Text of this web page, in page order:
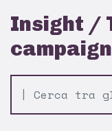
Insight /
campaign